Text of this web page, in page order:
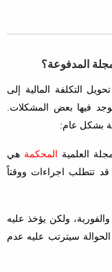
المدفوعة؟
التكلفة المالية إلى
فيها بعض المشكلات.
بشكل عام:
العلمية المحكمة هي
قد تتطلب اجراءات ووقتاً
ولكن يؤخذ عليه
سيترتب عليه عدم